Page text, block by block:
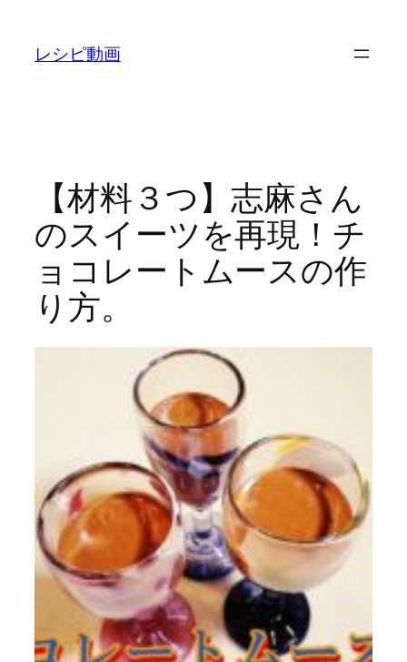
レシピ動画
【材料３つ】志麻さん
のスイーツを再現！チ
ョコレートムースの作
り方。